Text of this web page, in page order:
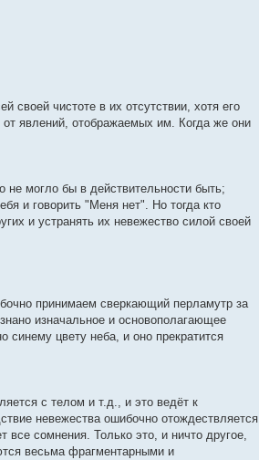
чистоте в их отсутствии, хотя его
явлений, отображаемых им. Когда же они
не могло бы в действительности быть;
и говорить "Меня нет". Но тогда кто
и устранять их невежество силой своей
принимаем сверкающий перламутр за
изначальное и основополагающее
цвету неба, и оно прекратится
с телом и т.д., и это ведёт к
невежества ошибочно отождествляется
все сомнения. Только это, и ничто другое,
весьма фрагментарными и